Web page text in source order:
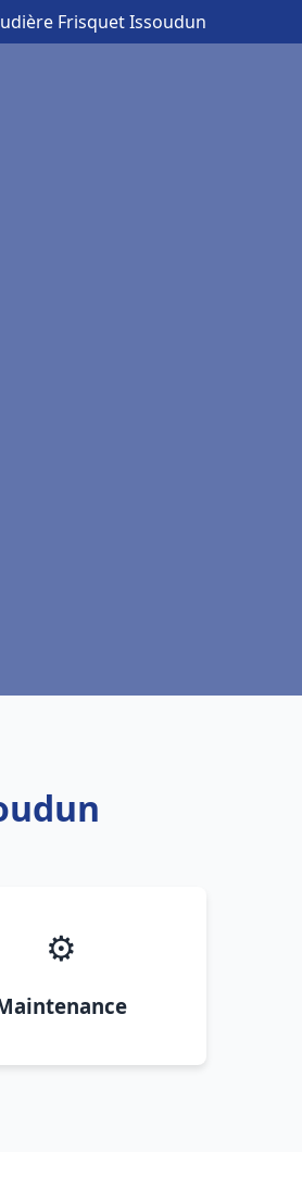
Frisquet Issoudun
⚙️